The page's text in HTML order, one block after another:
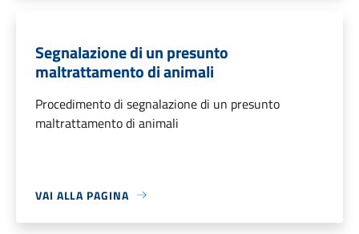
Segnalazione di un presunto
maltrattamento di animali
Procedimento di segnalazione di un presunto
maltrattamento di animali
VAI ALLA PAGINA